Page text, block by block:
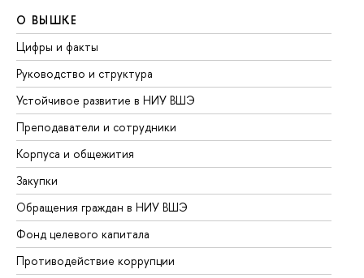
О ВЫШКЕ
Цифры и факты
Руководство и структура
Устойчивое развитие в НИУ ВШЭ
Преподаватели и сотрудники
Корпуса и общежития
Закупки
Обращения граждан в НИУ ВШЭ
Фонд целевого капитала
Противодействие коррупции